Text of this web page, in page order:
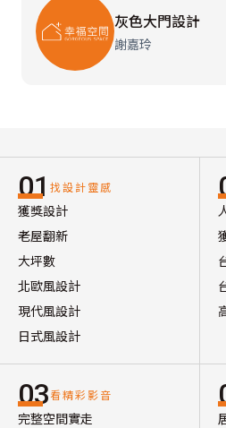
灰色大門設計
謝嘉玲
01 找設計靈感
獲獎設計
老屋翻新
大坪數
北歐風設計
現代風設計
日式風設計
03看精彩影音
完整空間實走